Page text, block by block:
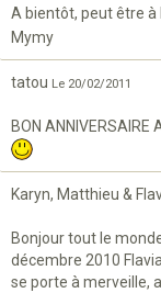
A bientôt, peut être à
Mymy
tatou Le 20/02/2011
BON ANNIVERSAIRE
Karyn, Matthieu &
Bonjour tout le
décembre 2010
se porte à merveille,